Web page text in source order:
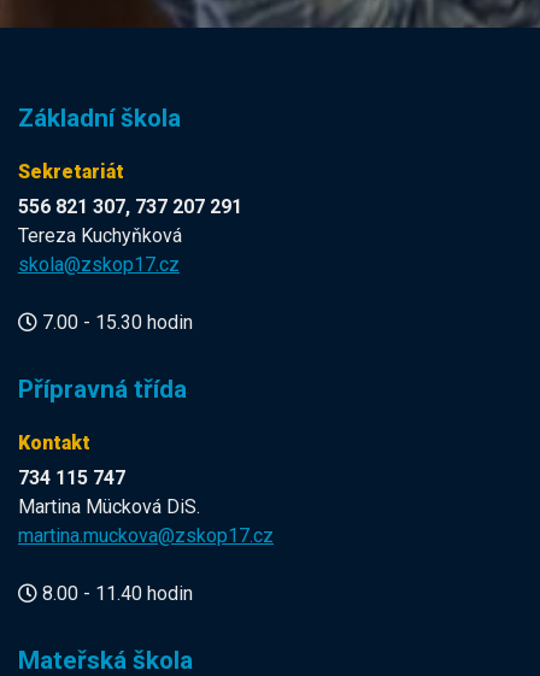
Základní škola
Sekretariát
556 821 307, 737 207 291
Tereza Kuchyňková
skola@zskop17.cz
7.00 - 15.30 hodin
Přípravná třída
Kontakt
734 115 747
Martina Mücková DiS.
martina.muckova@zskop17.cz
8.00 - 11.40 hodin
Mateřská škola